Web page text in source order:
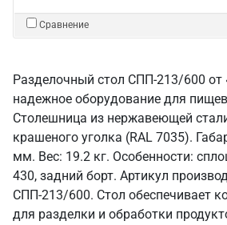
Сравнение
Разделочный стол СПП-213/600 от
надежное оборудование для
Столешница из нержавеющей
крашеного уголка (RAL 7035).
мм. Вес: 19.2 кг. Особенности:
430, задний борт. Артикул
СПП-213/600. Стол обеспечивает
для разделки и обработки